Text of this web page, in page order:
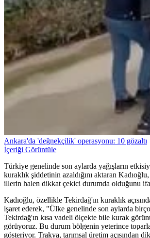
Ankara'da 'değnekçilik' operasyonu: 10 gözaltı
İçeriği Görüntüle
Türkiye genelinde son aylarda yağışların
kuraklık şiddetinin azaldığını aktaran
illerin halen dikkat çekici durumda olduğunu
Kadıoğlu, özellikle Tekirdağ'ın kuraklık
işaret ederek, "Ülke genelinde son aylarda
Tekirdağ'ın kısa vadeli ölçekte bile kurak
görüyoruz. Bu durum bölgenin yeterince
gösteriyor. Trakya, tarımsal üretim açısından